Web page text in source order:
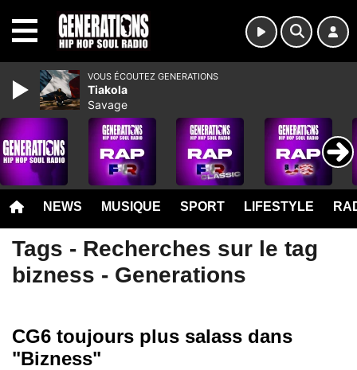
NEWS MUSIQUE SPORT LIFESTYLE
Tags - Recherches sur le tag
bizness - Generations
CG6 toujours plus salass dans
"Bizness"
VOUS ÉCOUTEZ GENERATIONS
Tiakola
Savage